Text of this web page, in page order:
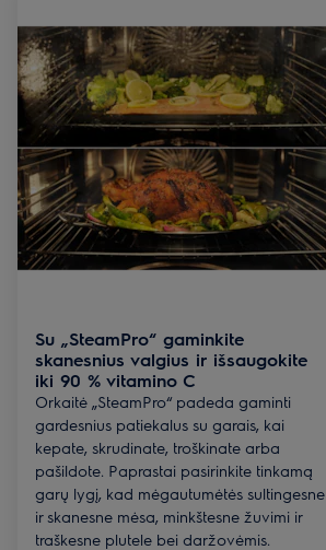
Su „SteamPro“ gaminkite
skanesnius valgius ir išsaugokite
iki 90 % vitamino C
Orkaitė „SteamPro“ padeda gaminti
gardesnius patiekalus su garais, kai
kepate, skrudinate, troškinate arba
pašildote. Paprastai pasirinkite tinkamą
garų lygį, kad mėgautumėtės sultingesne
ir skanesne mėsa, minkštesne žuvimi ir
traškesne plutele bei daržovėmis.